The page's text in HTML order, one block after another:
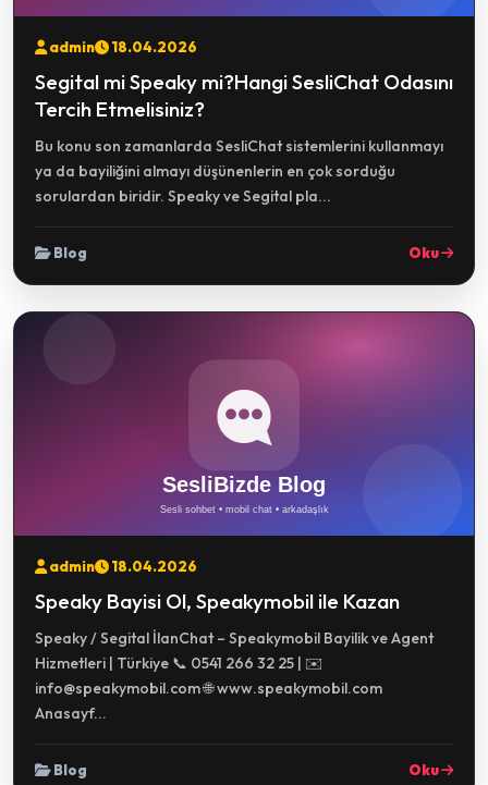
admin 18.04.2026
Segital mi Speaky mi?Hangi SesliChat Odasını
Tercih Etmelisiniz?
Bu konu son zamanlarda SesliChat sistemlerini kullanmayı
ya da bayiliğini almayı düşünenlerin en çok sorduğu
sorulardan biridir. Speaky ve Segital pla...
Blog Oku
admin 18.04.2026
Speaky Bayisi Ol, Speakymobil ile Kazan
Speaky / Segital İlanChat – Speakymobil Bayilik ve Agent
Hizmetleri | Türkiye 📞 0541 266 32 25 | ✉️
info@speakymobil.com 🌐 www.speakymobil.com
Anasayf...
Blog Oku